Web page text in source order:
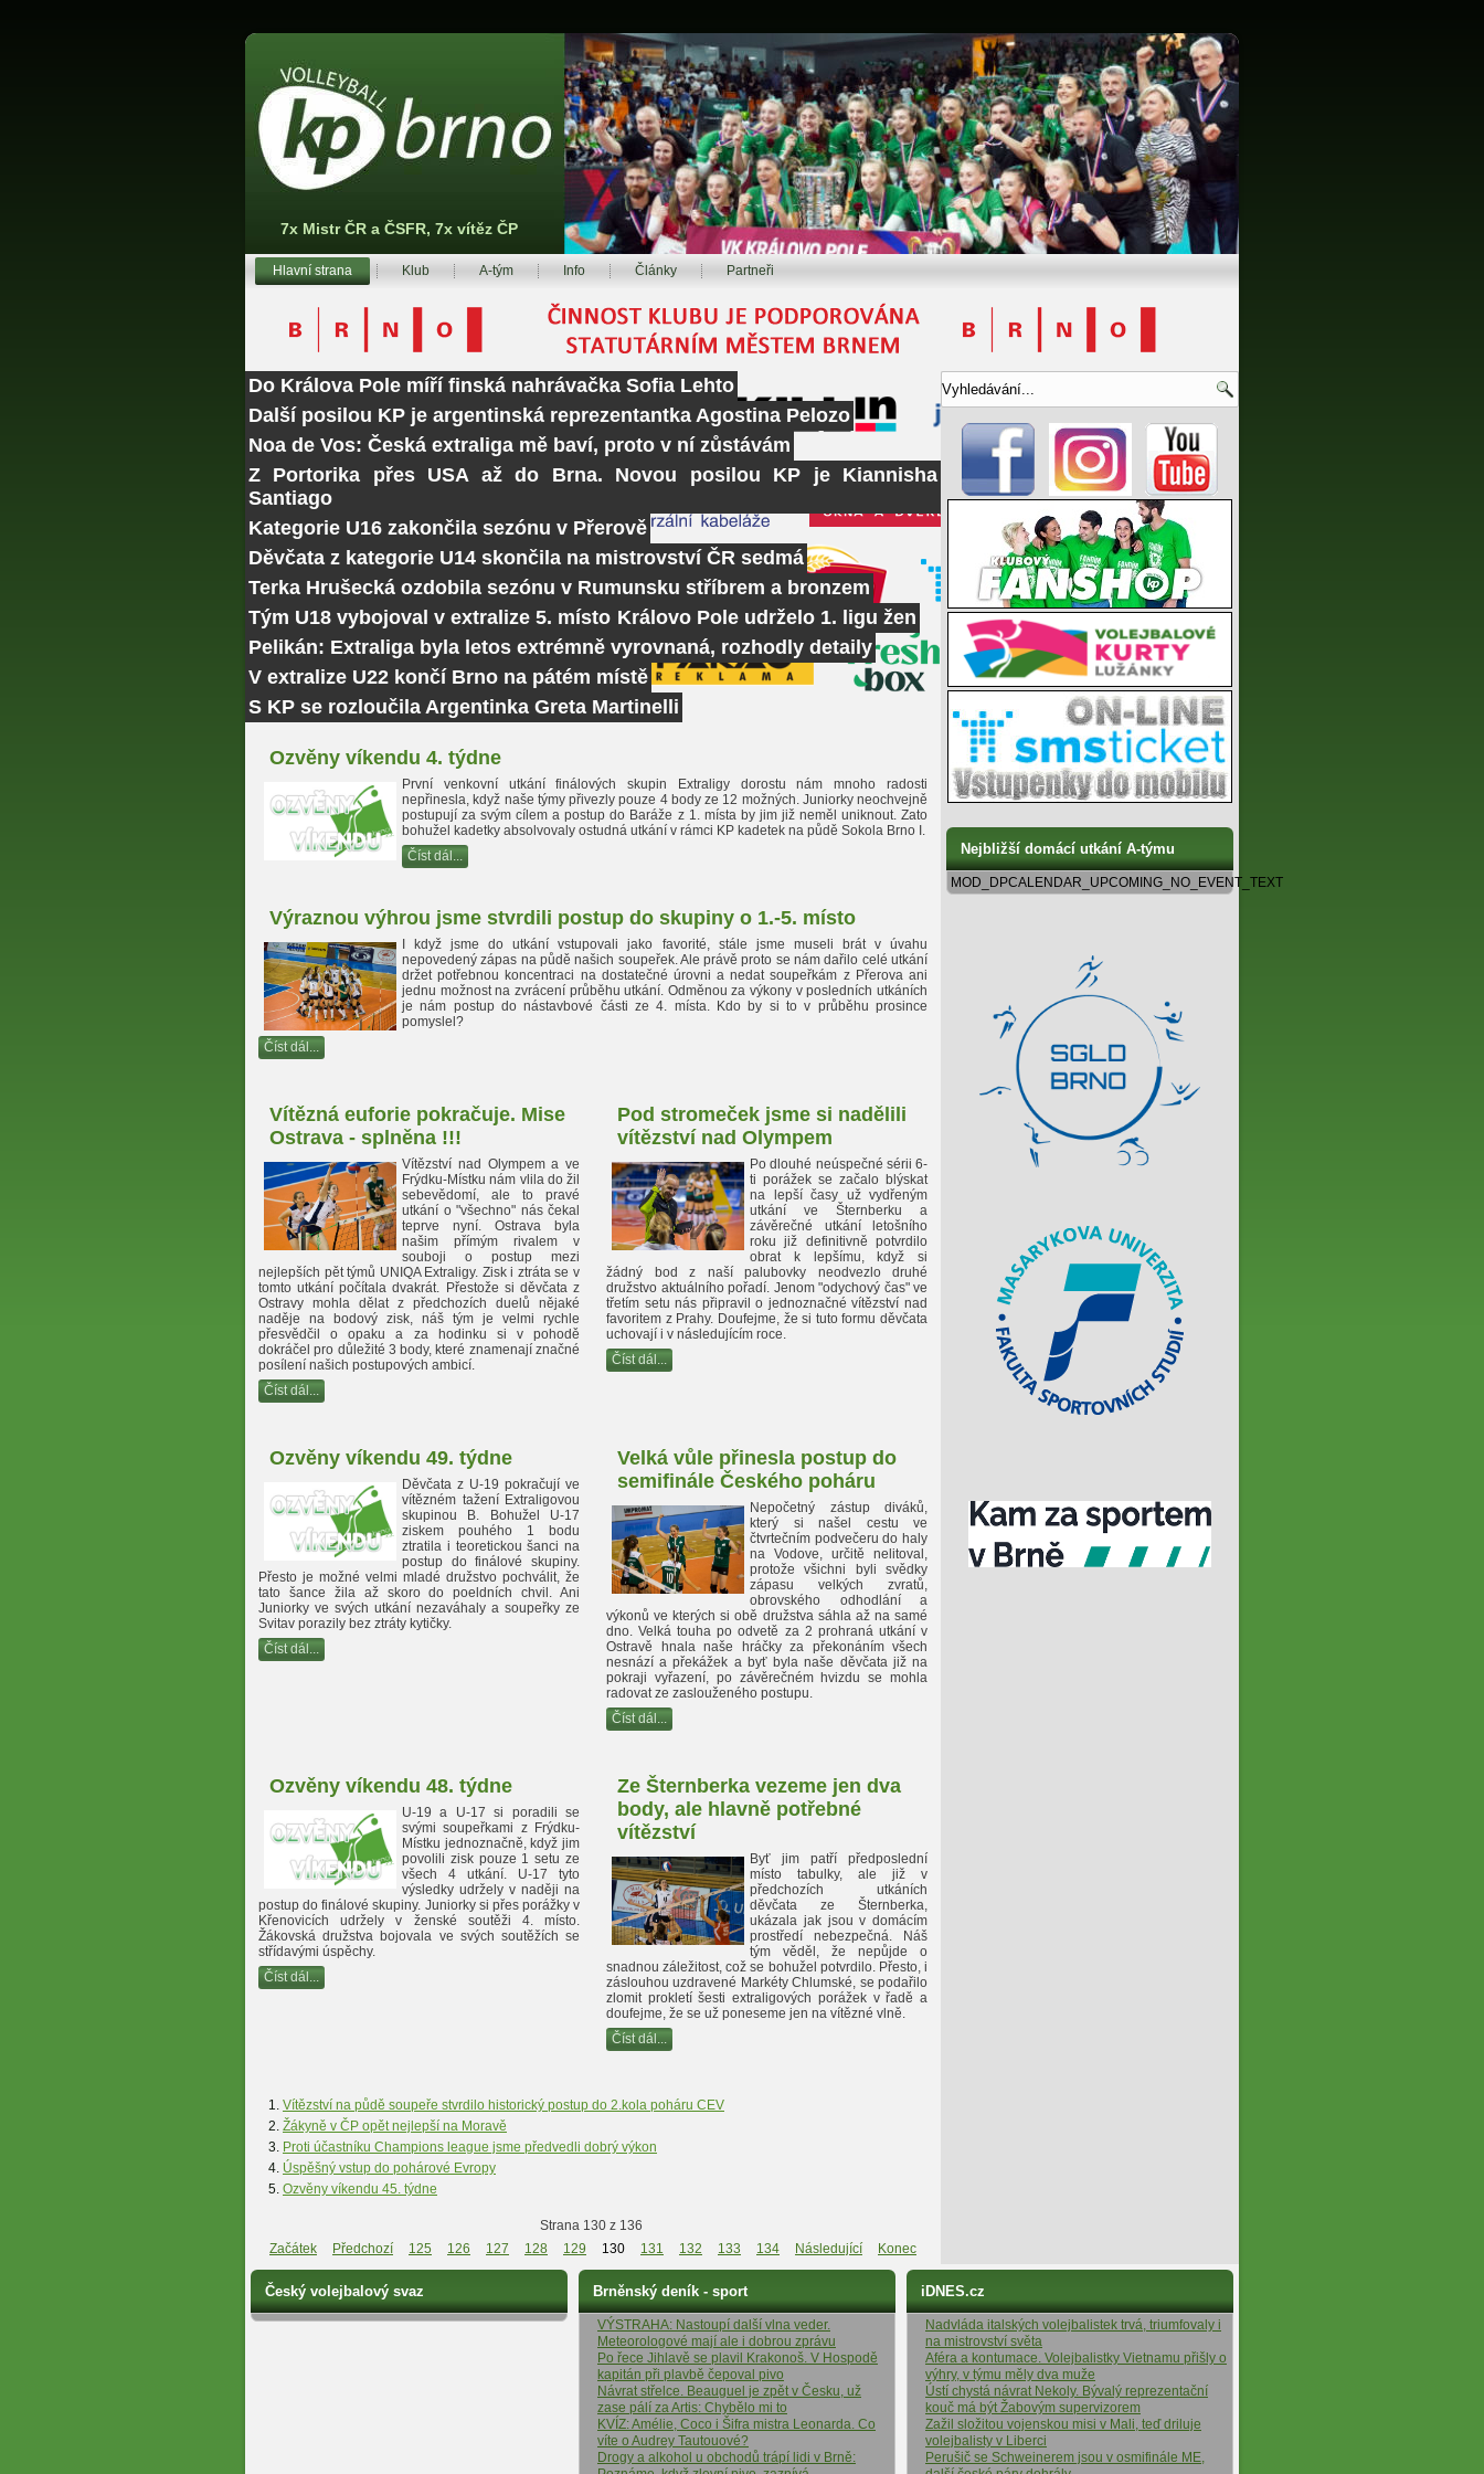
7x Mistr ČR a ČSFR, 7x vítěz ČP
Hlavní strana Klub A-tým Info Články Partneři
Do Králova Pole míří finská nahrávačka Sofia Lehto
Další posilou KP je argentinská reprezentantka Agostina Pelozo
Noa de Vos: Česká extraliga mě baví, proto v ní zůstávám
Z Portorika přes USA až do Brna. Novou posilou KP je Kiannisha
Santiago
Kategorie U16 zakončila sezónu v Přerově
Děvčata z kategorie U14 skončila na mistrovství ČR sedmá
Terka Hrušecká ozdobila sezónu v Rumunsku stříbrem a bronzem
Tým U18 vybojoval v extralize 5. místo Královo Pole udrželo 1. ligu žen
Pelikán: Extraliga byla letos extrémně vyrovnaná, rozhodly detaily
V extralize U22 končí Brno na pátém místě
S KP se rozloučila Argentinka Greta Martinelli
Ozvěny víkendu 4. týdne
První venkovní utkání finálových skupin Extraligy dorostu nám mnoho radosti
nepřinesla, když naše týmy přivezly pouze 4 body ze 12 možných. Juniorky neochvejně
postupují za svým cílem a postup do Baráže z 1. místa by jim již neměl uniknout. Zato
bohužel kadetky absolvovaly ostudná utkání v rámci KP kadetek na půdě Sokola Brno I.
Číst dál...
Výraznou výhrou jsme stvrdili postup do skupiny o 1.-5. místo
I když jsme do utkání vstupovali jako favorité, stále jsme museli brát v úvahu
nepovedený zápas na půdě našich soupeřek. Ale právě proto se nám dařilo celé utkání
držet potřebnou koncentraci na dostatečné úrovni a nedat soupeřkám z Přerova ani
jednu možnost na zvrácení průběhu utkání. Odměnou za výkony v posledních utkáních
je nám postup do nástavbové části ze 4. místa. Kdo by si to v průběhu prosince
pomyslel?
Číst dál...
Vítězná euforie pokračuje. Mise
Ostrava - splněna !!!
Vítězství nad Olympem a ve
Frýdku-Místku nám vlila do žil
sebevědomí, ale to pravé
utkání o "všechno" nás čekal
teprve nyní. Ostrava byla
našim přímým rivalem v
souboji o postup mezi
nejlepších pět týmů UNIQA Extraligy. Zisk i ztráta se v
tomto utkání počítala dvakrát. Přestože si děvčata z
Ostravy mohla dělat z předchozích duelů nějaké
naděje na bodový zisk, náš tým je velmi rychle
přesvědčil o opaku a za hodinku si v pohodě
dokráčel pro důležité 3 body, které znamenají značné
posílení našich postupových ambicí.
Číst dál...
Pod stromeček jsme si nadělili
vítězství nad Olympem
Po dlouhé neúspečné sérii 6-
ti porážek se začalo blýskat
na lepší časy už vydřeným
utkání ve Šternberku a
závěrečné utkání letošního
roku již definitivně potvrdilo
obrat k lepšímu, když si
žádný bod z naší palubovky neodvezlo druhé
družstvo aktuálního pořadí. Jenom "odychový čas" ve
třetím setu nás připravil o jednoznačné vítězství nad
favoritem z Prahy. Doufejme, že si tuto formu děvčata
uchovají i v následujícím roce.
Číst dál...
Ozvěny víkendu 49. týdne
Děvčata z U-19 pokračují ve
vítězném tažení Extraligovou
skupinou B. Bohužel U-17
ziskem pouhého 1 bodu
ztratila i teoretickou šanci na
postup do finálové skupiny.
Přesto je možné velmi mladé družstvo pochválit, že
tato šance žila až skoro do poeldních chvil. Ani
Juniorky ve svých utkání nezaváhaly a soupeřky ze
Svitav porazily bez ztráty kytičky.
Číst dál...
Velká vůle přinesla postup do
semifinále Českého poháru
Nepočetný zástup diváků,
který si našel cestu ve
čtvrtečním podvečeru do haly
na Vodove, určitě nelitoval,
protože všichni byli svědky
zápasu velkých zvratů,
obrovského odhodlání a
výkonů ve kterých si obě družstva sáhla až na samé
dno. Velká touha po odvetě za 2 prohraná utkání v
Ostravě hnala naše hráčky za překonáním všech
nesnází a překážek a byť byla naše děvčata již na
pokraji vyřazení, po závěrečném hvizdu se mohla
radovat ze zaslouženého postupu.
Číst dál...
Ozvěny víkendu 48. týdne
U-19 a U-17 si poradili se
svými soupeřkami z Frýdku-
Místku jednoznačně, když jim
povolili zisk pouze 1 setu ze
všech 4 utkání. U-17 tyto
výsledky udržely v naději na
postup do finálové skupiny. Juniorky si přes porážky v
Křenovicích udržely v ženské soutěži 4. místo.
Žákovská družstva bojovala ve svých soutěžích se
střídavými úspěchy.
Číst dál...
Ze Šternberka vezeme jen dva
body, ale hlavně potřebné
vítězství
Byť jim patří předposlední
místo tabulky, ale již v
předchozích utkáních
děvčata ze Šternberka,
ukázala jak jsou v domácím
prostředí nebezpečná. Náš
tým věděl, že nepůjde o
snadnou záležitost, což se bohužel potvrdilo. Přesto, i
záslouhou uzdravené Markéty Chlumské, se podařilo
zlomit prokletí šesti extraligových porážek v řadě a
doufejme, že se už poneseme jen na vítězné vlně.
Číst dál...
Vítězství na půdě soupeře stvrdilo historický postup do 2.kola poháru CEV
Žákyně v ČP opět nejlepší na Moravě
Proti účastníku Champions league jsme předvedli dobrý výkon
Úspěšný vstup do pohárové Evropy
Ozvěny víkendu 45. týdne
Strana 130 z 136
Začátek
Předchozí 125 126 127 128 129 130 131 132 133 134 Následující Konec
Nejbližší domácí utkání A-týmu
MOD_DPCALENDAR_UPCOMING_NO_EVENT_TEXT
Český volejbalový svaz Brněnský deník - sport
VÝSTRAHA: Nastoupí další vlna veder.
Meteorologové mají ale i dobrou zprávu
Po řece Jihlavě se plavil Krakonoš. V Hospodě
kapitán při plavbě čepoval pivo
Návrat střelce. Beauguel je zpět v Česku, už
zase pálí za Artis: Chybělo mi to
KVÍZ: Amélie, Coco i Šifra mistra Leonarda. Co
víte o Audrey Tautouové?
Drogy a alkohol u obchodů trápí lidi v Brně:
iDNES.cz
Nadvláda italských volejbalistek trvá, triumfovaly i
na mistrovství světa
Aféra a kontumace. Volejbalistky Vietnamu přišly o
výhry, v týmu měly dva muže
Ústí chystá návrat Nekoly. Bývalý reprezentační
kouč má být Žabovým supervizorem
Zažil složitou vojenskou misi v Mali, teď driluje
volejbalisty v Liberci
Perušič se Schweinerem jsou v osmifinále ME,